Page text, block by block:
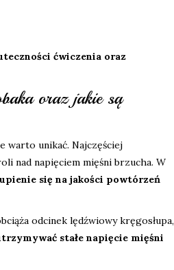
ćwiczenia oraz
oraz jakie są
warto unikać. Najczęściej
nad napięciem mięśni brzucha. W
się na jakości powtórzeń
odcinek lędźwiowy kręgosłupa,
stałe napięcie mięśni